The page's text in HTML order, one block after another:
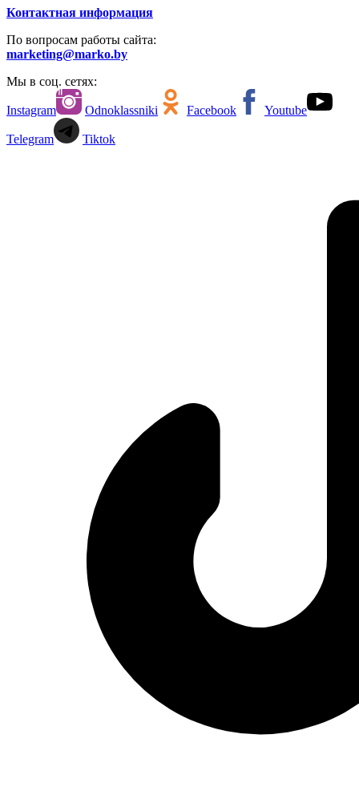
Контактная информация
По вопросам работы сайта:
marketing@marko.by
Мы в соц. сетях:
Instagram Odnoklassniki Facebook Youtube
Telegram Tiktok